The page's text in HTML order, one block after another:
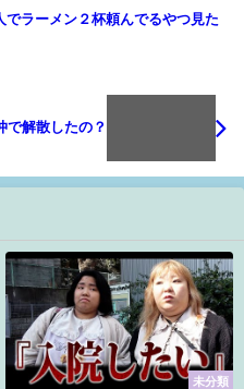
でラーメン２杯頼んでるやつ見た
で解散したの？
未分類